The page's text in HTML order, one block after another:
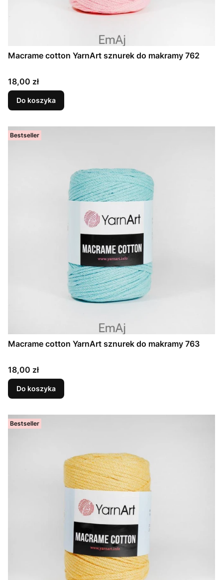
Macrame cotton YarnArt sznurek do makramy 762
Cena
18,00 zł
Do koszyka
Bestseller
Macrame cotton YarnArt sznurek do makramy 763
Cena
18,00 zł
Do koszyka
Bestseller